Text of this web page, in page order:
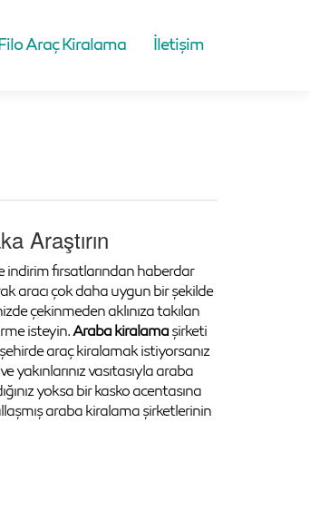
Araç Kiralama İletişim
Araştırın
indirim fırsatlarından haberdar
aracı çok daha uygun bir şekilde
çekinmeden aklınıza takılan
isteyin.Araba kiralamaşirketi
araç kiralamak istiyorsanız
yakınlarınız vasıtasıyla araba
yoksa bir kasko acentasına
araba kiralama şirketlerinin